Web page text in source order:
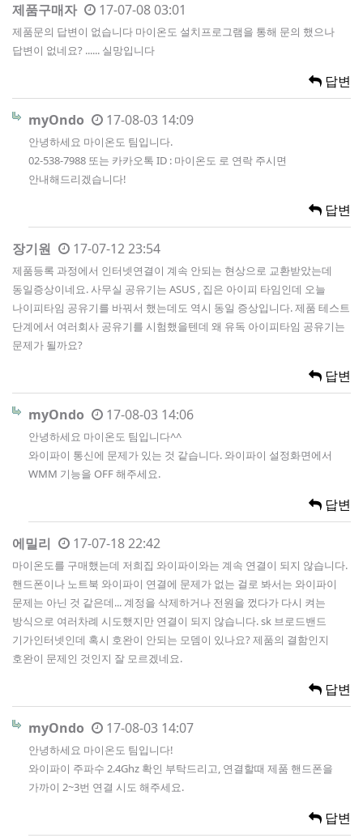
제품구매자 17-07-08 03:01
제품문의 답변이 없습니다 마이온도 설치프로그램을 통해 문의 했으나
답변이 없네요? ...... 실망입니다
답변
myOndo 17-08-03 14:09
안녕하세요 마이온도 팀입니다.
02-538-7988 또는 카카오톡 ID : 마이온도 로 연락 주시면
안내해드리겠습니다!
답변
장기원 17-07-12 23:54
제품등록 과정에서 인터넷연결이 계속 안되는 현상으로 교환받았는데
동일증상이네요. 사무실 공유기는 ASUS , 집은 아이피 타임인데 오늘
나이피타임 공유기를 바꿔서 했는데도 역시 동일 증상입니다. 제품 테스트
단계에서 여러회사 공유기를 시험했을텐데 왜 유독 아이피타임 공유기는
문제가 될까요?
답변
myOndo 17-08-03 14:06
안녕하세요 마이온도 팀입니다^^
와이파이 통신에 문제가 있는 것 같습니다. 와이파이 설정화면에서
WMM 기능을 OFF 해주세요.
답변
에밀리 17-07-18 22:42
마이온도를 구매했는데 저희집 와이파이와는 계속 연결이 되지 않습니다.
핸드폰이나 노트북 와이파이 연결에 문제가 없는 걸로 봐서는 와이파이
문제는 아닌 것 같은데... 계정을 삭제하거나 전원을 껐다가 다시 켜는
방식으로 여러차례 시도했지만 연결이 되지 않습니다. sk 브로드밴드
기가인터넷인데 혹시 호완이 안되는 모뎀이 있나요? 제품의 결함인지
호완이 문제인 것인지 잘 모르겠네요.
답변
myOndo 17-08-03 14:07
안녕하세요 마이온도 팀입니다!
와이파이 주파수 2.4Ghz 확인 부탁드리고, 연결할때 제품 핸드폰을
가까이 2~3번 연결 시도 해주세요.
답변